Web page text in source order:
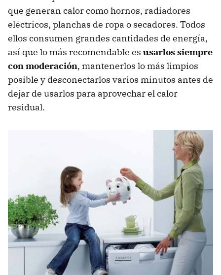
que generan calor como hornos, radiadores
eléctricos, planchas de ropa o secadores. Todos
ellos consumen grandes cantidades de energía,
así que lo más recomendable es usarlos siempre
con moderación, mantenerlos lo más limpios
posible y desconectarlos varios minutos antes de
dejar de usarlos para aprovechar el calor
residual.